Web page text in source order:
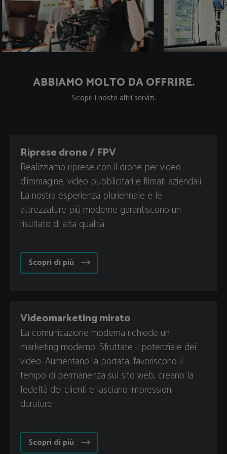
Con la giusta animazione è possibile spiegare in modo
comprensibile e semplice anche questioni complicate.
moderna, abbiamo in mente i vostri gruppi target importanti
e rendiamo disponibile il vostro filmato d'immagine su tutti i
canali desiderati. I nostri filmati individuali raggiungono i
potenziali clienti, suscitano attenzione e interesse, fanno
migliorano il loro profilo, rafforzano la loro immagine,
sottolineano i loro servizi e ottengono un vantaggio sul
ABBIAMO MOLTO DA OFFRIRE.
Scopri i nostri altri servizi.
Riprese drone / FPV
Realizziamo riprese con il drone per video
d'immagine, video pubblicitari e filmati aziendali.
La nostra esperienza pluriennale e le
attrezzature più moderne garantiscono un
risultato di alta qualità.
Scopri di piú
Videomarketing mirato
La comunicazione moderna richiede un
marketing moderno. Sfruttate il potenziale dei
video. Aumentano la portata, favoriscono il
tempo di permanenza sul sito web, creano la
fedeltà dei clienti e lasciano impressioni
durature.
Scopri di piú